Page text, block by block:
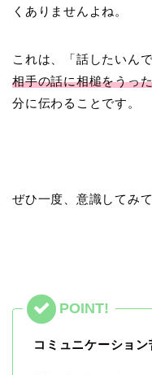
くありませんよね。
これは、「話したいん
相手の話に相槌をうっ
分に伝わることです。
ぜひ一度、意識してみて
コミュニケーショ